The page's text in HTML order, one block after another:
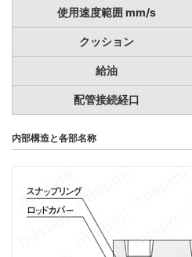
使用速度範囲 mm/s
クッション
給油
配管接続経口
内部構造と各部名称